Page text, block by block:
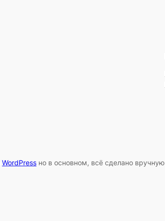
WordPress но в основном, всё сделано вручную